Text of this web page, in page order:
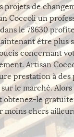
projets de
Coccoli un
le 78630
être plus
concernant
Artisan
prestation à
le marché. Alors
obtenez-le
moins chers